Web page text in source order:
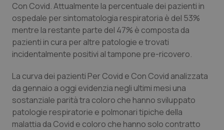
Lombardia
Marche
Piemonte
Provincia Autonoma di Bolzano
Dolore
Donna & Salute
HIV
Infezioni & Febbre
Con Covid. Attualmente la percentuale dei pazienti in
ospedale per sintomatologia respiratoria è del 53%
mentre la restante parte del 47% è composta da
pazienti in cura per altre patologie e trovati
incidentalmente positivi al tampone pre-ricovero.
La curva dei pazienti Per Covid e Con Covid analizzata
da gennaio a oggi evidenzia negli ultimi mesi una
sostanziale parità tra coloro che hanno sviluppato
patologie respiratorie e polmonari tipiche della
malattia da Covid e coloro che hanno solo contratto